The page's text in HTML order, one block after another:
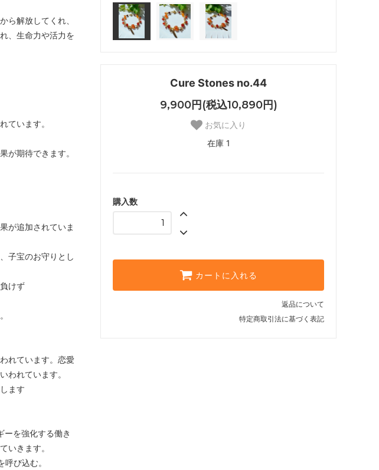
Cure Stones no.44
9,900円(税込10,890円)
お気に入り
在庫 1
購入数
カートに入れる
返品について
特定商取引法に基づく表記
ら解放してくれ、
、生命力や活力を
ています。
が期待できます。
が追加されていま
子宝のお守りとし
けず
れています。恋愛
われています。
ます
ーを強化する働き
いきます。
び込む。